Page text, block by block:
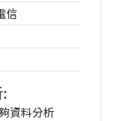
信
資料分析